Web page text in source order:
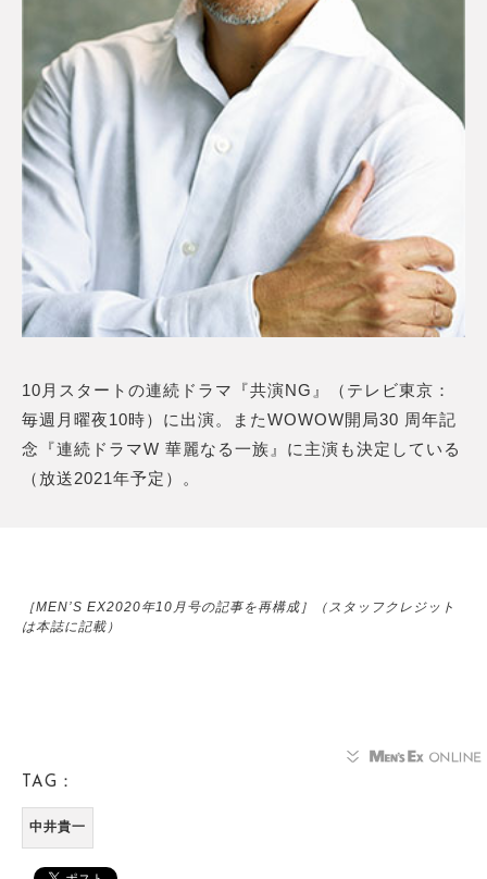
10月スタートの連続ドラマ『共演NG』（テレビ東京：
毎週月曜夜10時）に出演。またWOWOW開局30 周年記
念『連続ドラマW 華麗なる一族』に主演も決定している
（放送2021年予定）。
［MEN’S EX2020年10月号の記事を再構成］（スタッフクレジット
は本誌に記載）
TAG：
中井貴一